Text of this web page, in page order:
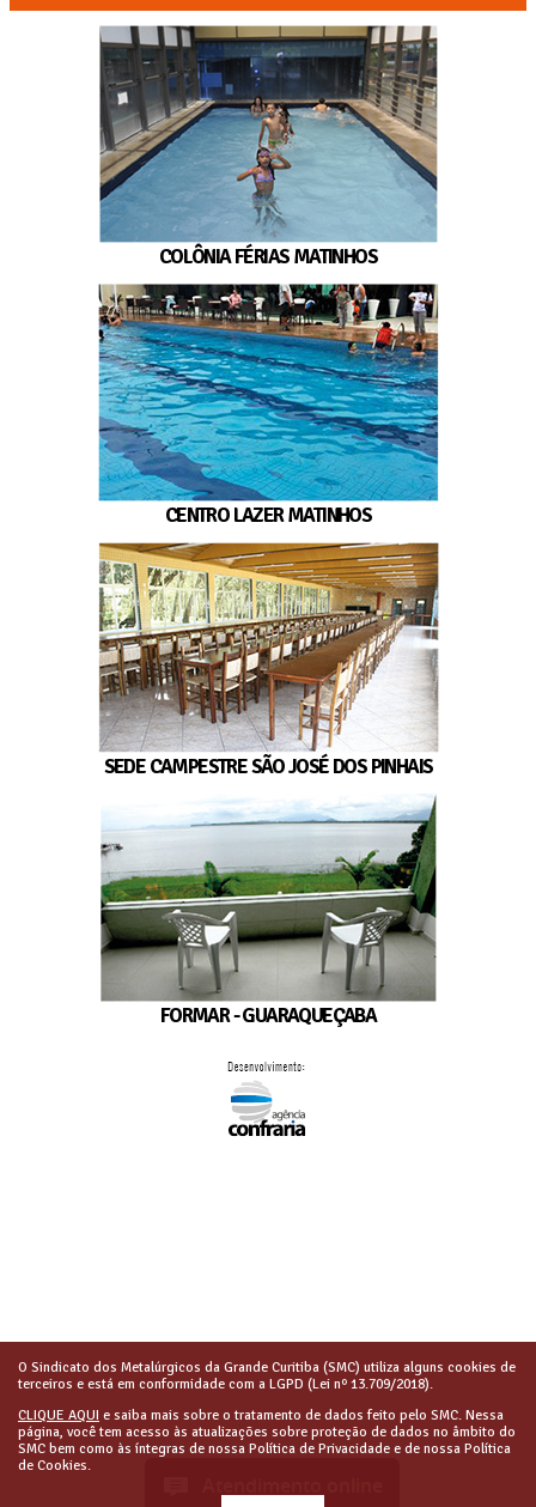
COLÔNIA FÉRIAS MATINHOS
CENTRO LAZER MATINHOS
SEDE CAMPESTRE SÃO JOSÉ DOS PINHAIS
FORMAR - GUARAQUEÇABA
O Sindicato dos Metalúrgicos da Grande Curitiba (SMC) utiliza alguns cookies de
terceiros e está em conformidade com a LGPD (Lei nº 13.709/2018).
CLIQUE AQUI e saiba mais sobre o tratamento de dados feito pelo SMC. Nessa
página, você tem acesso às atualizações sobre proteção de dados no âmbito do
SMC bem como às íntegras de nossa Política de Privacidade e de nossa Política
de Cookies.